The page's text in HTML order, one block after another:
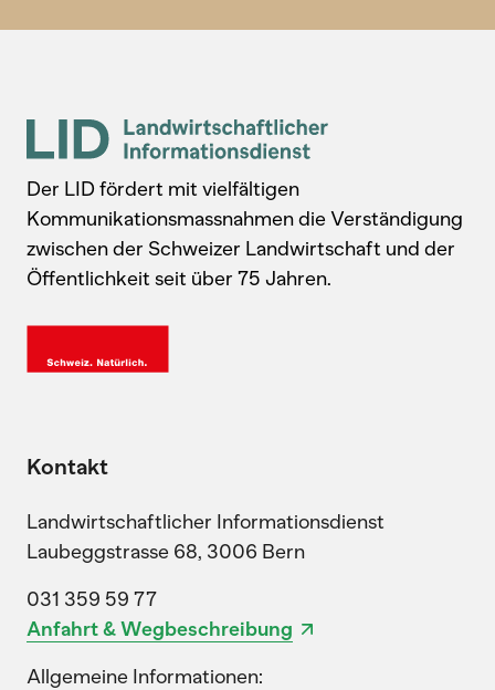
Der LID fördert mit vielfältigen
Kommunikationsmassnahmen die Verständigung
zwischen der Schweizer Landwirtschaft und der
Öffentlichkeit seit über 75 Jahren.
Kontakt
Landwirtschaftlicher Informationsdienst
Laubeggstrasse 68, 3006 Bern
031 359 59 77
Anfahrt & Wegbeschreibung
Allgemeine Informationen: